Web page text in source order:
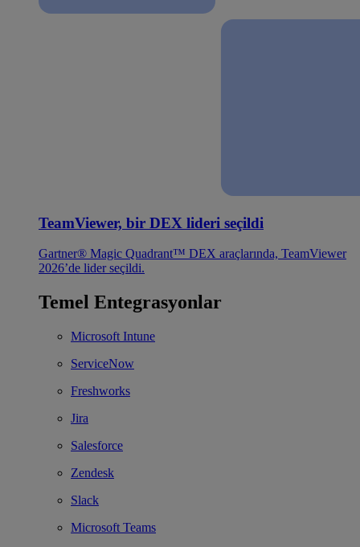
TeamViewer, bir DEX lideri seçildi
Gartner® Magic Quadrant™ DEX araçlarında, TeamViewer
2026’de lider seçildi.
Temel Entegrasyonlar
Microsoft Intune
ServiceNow
Freshworks
Jira
Salesforce
Zendesk
Slack
Microsoft Teams